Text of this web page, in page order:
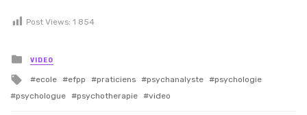
Post Views: 1 854
Posted in
VIDEO
Tagged with
ecole efpp praticiens psychanalyste
psychologie
psychologue
psychotherapie video